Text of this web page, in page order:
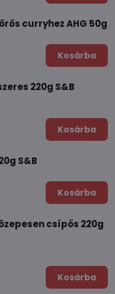
curryhez AHG 50g
Kosárba
220g S&B
Kosárba
S&B
Kosárba
csípős 220g
Kosárba